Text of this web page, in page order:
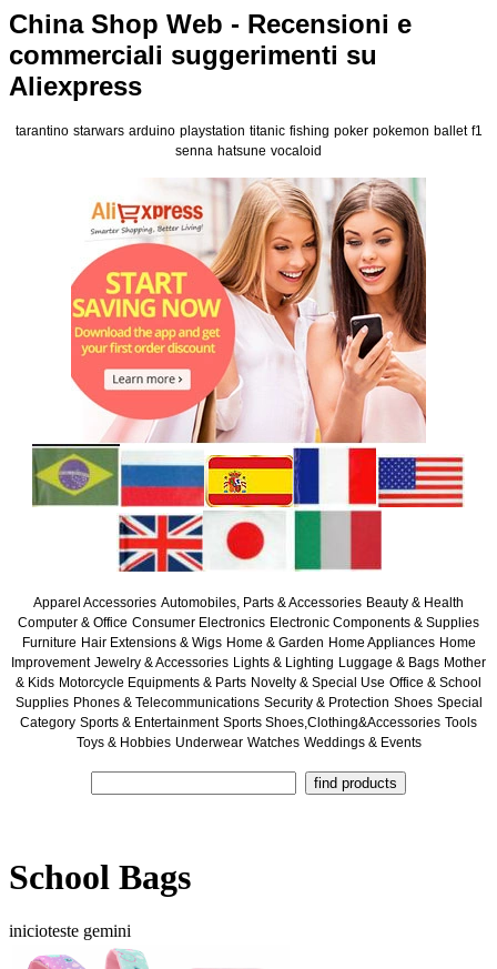
China Shop Web - Recensioni e
commerciali suggerimenti su
Aliexpress
tarantino starwars arduino playstation titanic fishing poker pokemon ballet f1
senna hatsune vocaloid
Apparel Accessories Automobiles, Parts & Accessories Beauty & Health
Computer & Office Consumer Electronics Electronic Components & Supplies
Furniture Hair Extensions & Wigs Home & Garden Home Appliances Home
Improvement Jewelry & Accessories Lights & Lighting Luggage & Bags Mother
& Kids Motorcycle Equipments & Parts Novelty & Special Use Office & School
Supplies Phones & Telecommunications Security & Protection Shoes Special
Category Sports & Entertainment Sports Shoes,Clothing&Accessories Tools
Toys & Hobbies Underwear Watches Weddings & Events
School Bags
inicioteste gemini